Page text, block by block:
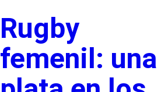
Rugby
femenil: una